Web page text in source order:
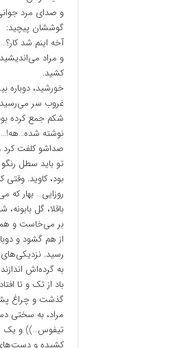
و صدای مرد
گوششان پیچید:
آخه اینم شد
و مراد
کشید.
خورشید، دوباره
غروب سر می‌رسید.
شکم جمع کرده
نوشته شده…هه!…
صداشو کلفت کرد
تو باید سطل
بود، کاوید.
روزایی… بهار
باقلا، گل
بر می‌خاست و
از هم گشود و
رسید.
به گرده‌اش
باد از تک و تا
گذشت و چراغ
مراد، به سختی
تیفوس…)) و یک